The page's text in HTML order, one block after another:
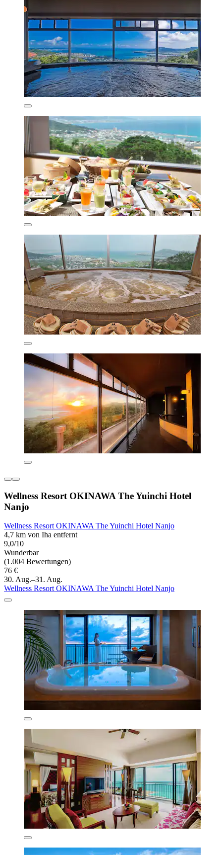
Wellness Resort OKINAWA The Yuinchi Hotel
Nanjo
Wellness Resort OKINAWA The Yuinchi Hotel Nanjo
4,7 km von Iha entfernt
9,0/10
Wunderbar
(1.004 Bewertungen)
76 €
30. Aug.–31. Aug.
Wellness Resort OKINAWA The Yuinchi Hotel Nanjo